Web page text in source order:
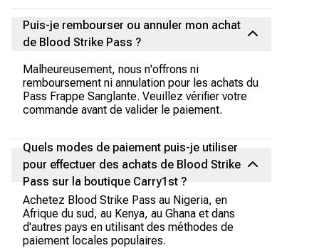
Puis-je rembourser ou annuler mon achat
de Blood Strike Pass ?
Malheureusement, nous n'offrons ni
remboursement ni annulation pour les achats du
Pass Frappe Sanglante. Veuillez vérifier votre
commande avant de valider le paiement.
Quels modes de paiement puis-je utiliser
pour effectuer des achats de Blood Strike
Pass sur la boutique Carry1st ?
Achetez Blood Strike Pass au Nigeria, en
Afrique du sud, au Kenya, au Ghana et dans
d'autres pays en utilisant des méthodes de
paiement locales populaires.